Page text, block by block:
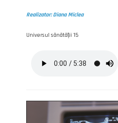
Realizator: Diana Miclea
Universul sănătății 15